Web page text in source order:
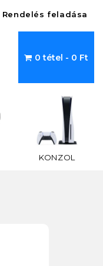
Rendelés feladása
0 tétel - 0 Ft
KONZOL